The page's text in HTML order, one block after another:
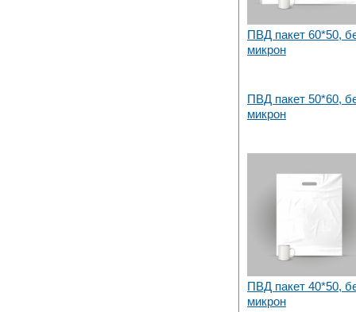
ПВД пакет 60*50,
микрон
ПВД пакет 50*60,
микрон
ПВД пакет 40*50,
микрон